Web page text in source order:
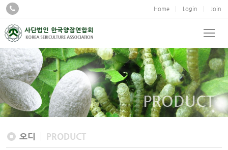
Home Login Join
PRODUCT
오디 PRODUCT